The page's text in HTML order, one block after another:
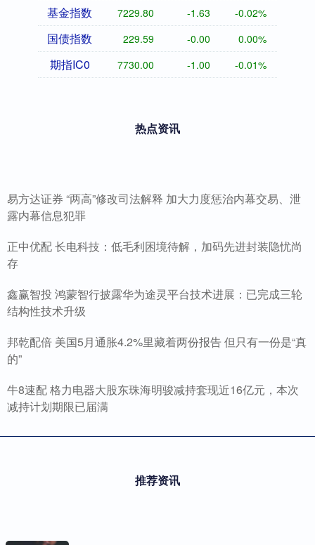
基金指数 7229.80 -1.63 -0.02%
国债指数 229.59 -0.00 0.00%
期指IC0 7730.00 -1.00 -0.01%
热点资讯
易方达证券 “两高”修改司法解释 加大力度惩治内幕交易、泄
露内幕信息犯罪
正中优配 长电科技：低毛利困境待解，加码先进封装隐忧尚
存
鑫赢智投 鸿蒙智行披露华为途灵平台技术进展：已完成三轮
结构性技术升级
邦乾配倍 美国5月通胀4.2%里藏着两份报告 但只有一份是“真
的”
牛8速配 格力电器大股东珠海明骏减持套现近16亿元，本次
减持计划期限已届满
推荐资讯